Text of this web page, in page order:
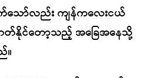
သော်လည်း ကျန်ကလေးငယ်
တတ်နိုင်တော့သည့် အခြေအနေသို့